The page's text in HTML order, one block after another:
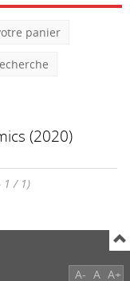
panier
(2020)
1 / 1)
A- A A+